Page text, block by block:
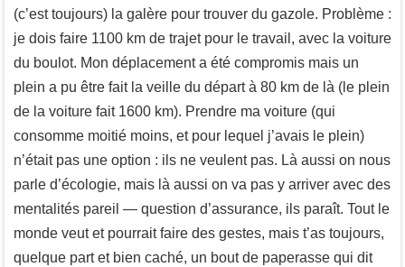
(c’est toujours) la galère pour trouver du gazole. Problème :
je dois faire 1100 km de trajet pour le travail, avec la voiture
du boulot. Mon déplacement a été compromis mais un
plein a pu être fait la veille du départ à 80 km de là (le plein
de la voiture fait 1600 km). Prendre ma voiture (qui
consomme moitié moins, et pour lequel j’avais le plein)
n’était pas une option : ils ne veulent pas. Là aussi on nous
parle d’écologie, mais là aussi on va pas y arriver avec des
mentalités pareil — question d’assurance, ils paraît. Tout le
monde veut et pourrait faire des gestes, mais t’as toujours,
quelque part et bien caché, un bout de paperasse qui dit